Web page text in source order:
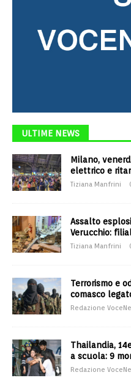
ULTIME NEWS
Milano,
elettrico e
Tiziana Manfrini
Assalto
Verucchio:
Tiziana Manfrini
Terrorismo e
comasco
Redazione
Thailandia,
a scuola: 9
Redazione